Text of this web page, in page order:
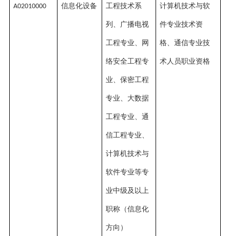
A02010000 信息化设备 工程技术系
列、广播电视
工程专业、网
络安全工程专
业、保密工程
专业、大数据
工程专业、通
信工程专业、
计算机技术与
软件专业等专
业中级及以上
职称（信息化
方向）
计算机技术与软
件专业技术资
格、通信专业技
术人员职业资格